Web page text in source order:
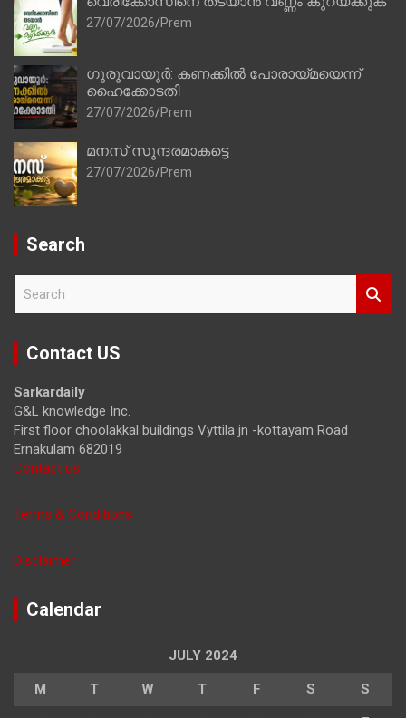
27/07/2026 Prem
ഗുരുവായൂർ: കണക്കിൽ പോരായ്മയെന്ന്
ഹൈക്കോടതി
27/07/2026 Prem
മനസ് സുന്ദരമാകട്ടെ
27/07/2026 Prem
Search
r
Contact US
Sarkardaily
G&L knowledge Inc.
First floor choolakkal buildings Vyttila jn -kottayam Road
Ernakulam 682019
Contact us
Terms & Conditions
Disclaimer
Calendar
JULY 2024
M T W T F S S